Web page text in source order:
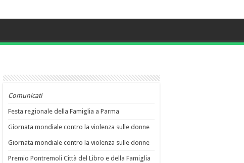
Comunicati
Festa regionale della Famiglia a Parma
Giornata mondiale contro la violenza sulle donne
Giornata mondiale contro la violenza sulle donne
Premio Pontremoli Città del Libro e della Famiglia